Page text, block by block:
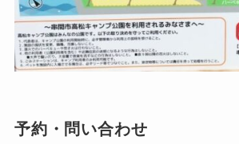
予約・問い合わせ